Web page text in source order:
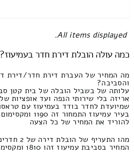
All items displayed.
כמה עולה הובלת דירת חדר בעמיעוז?
מה המחיר של העברת דירת חדר/דירת
והסביבה?
עלותה של בשביל הובלה של בית קטן
אריזה בלי שירותי הנפה ועד אופציות
שמיועדת לחדר בודד בעמיעוז עם
להוריד את המחיר של כל הצעה
מהו התעריף של הובלת דירה של 2 חדרים בסביבת עמיעוז?
המחיר בסביבת עמיעוז זהו 1810 ומקסימום 2050 שקלים חדשים.